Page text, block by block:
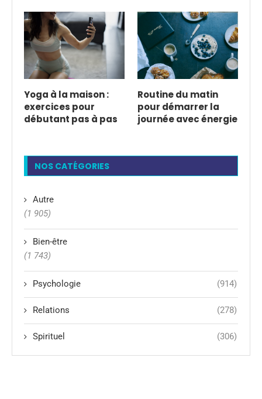
Yoga à la maison :
exercices pour
débutant pas à pas
Routine du matin
pour démarrer la
journée avec énergie
NOS CATÉGORIES
Autre
(1 905)
Bien-être
(1 743)
Psychologie (914)
Relations (278)
Spirituel (306)